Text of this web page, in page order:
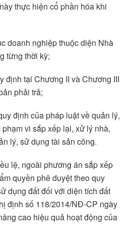
thực hiện cổ phần hóa khi
doanh nghiệp thuộc diện Nhà
từng thời kỳ;
định tại Chương II và Chương III
phải trả;
định của pháp luật về quản lý,
vi sắp xếp lại, xử lý nhà,
lý, sử dụng tài sản công.
lệ, ngoài phương án sắp xếp
quyền phê duyệt theo quy
dụng đất đối với diện tích đất
định số 118/2014/NĐ-CP ngày
cao hiệu quả hoạt động của